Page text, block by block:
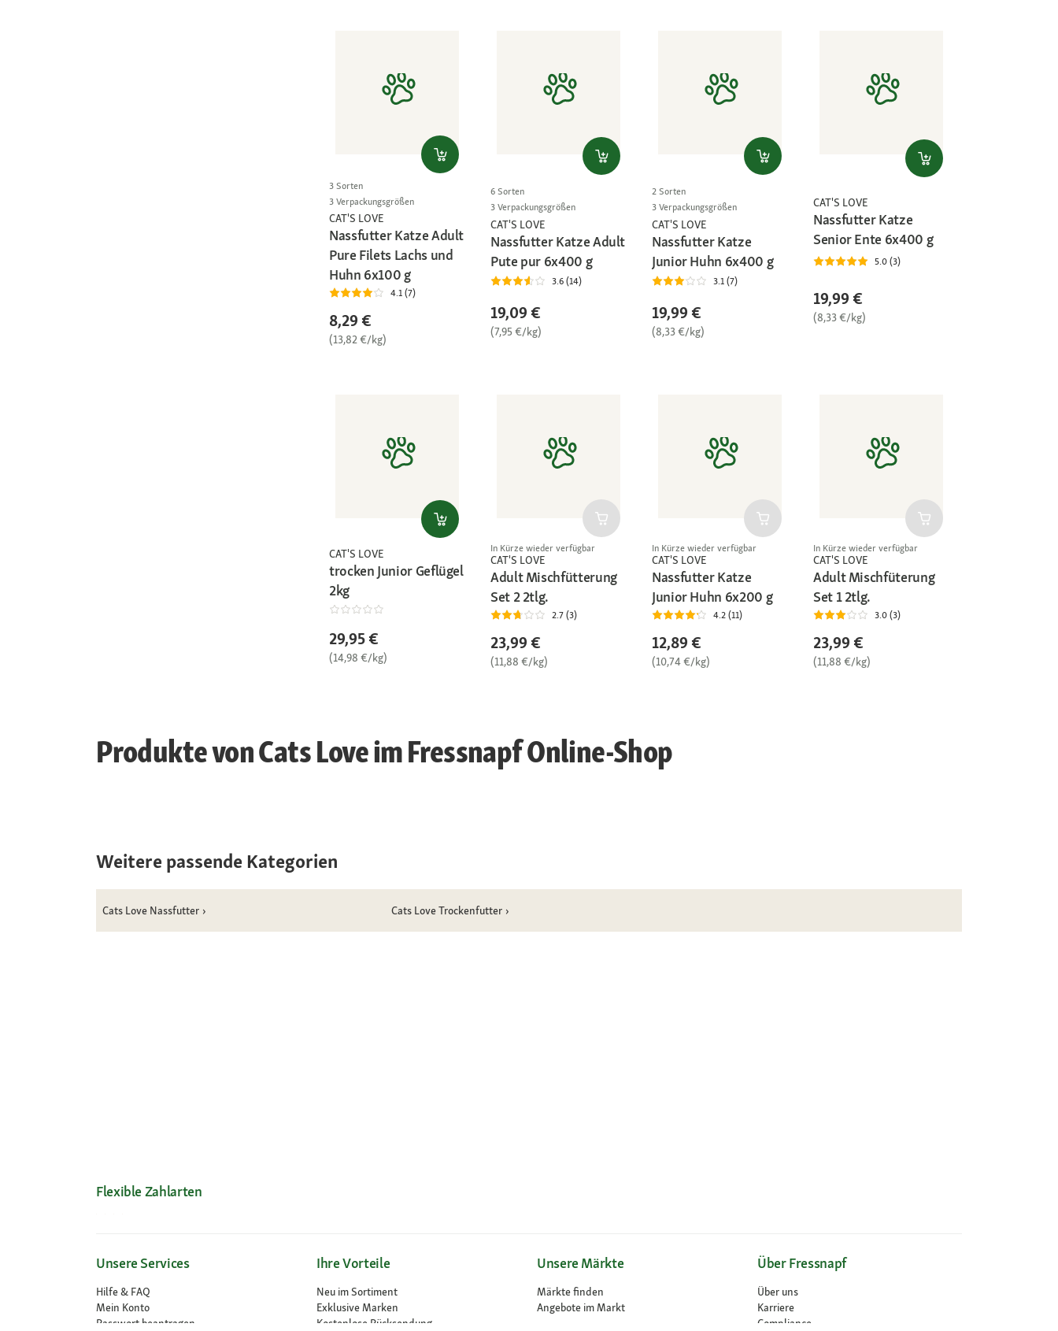
3 Sorten
3 Verpackungsgrößen
CAT'S LOVE
Nassfutter Katze Adult
Pure Filets Lachs und
Huhn 6x100 g
4.1 (7)
8,29 €
(13,82 €/kg)
6 Sorten
3 Verpackungsgrößen
CAT'S LOVE
Nassfutter Katze Adult
Pute pur 6x400 g
3.6 (14)
19,09 €
(7,95 €/kg)
2 Sorten
3 Verpackungsgrößen
CAT'S LOVE
Nassfutter Katze
Junior Huhn 6x400 g
3.1 (7)
19,99 €
(8,33 €/kg)
CAT'S LOVE
Nassfutter Katze
Senior Ente 6x400 g
5.0 (3)
19,99 €
(8,33 €/kg)
CAT'S LOVE
trocken Junior Geflügel
2kg
29,95 €
(14,98 €/kg)
In Kürze wieder verfügbar
CAT'S LOVE
Adult Mischfütterung
Set 2 2tlg.
2.7 (3)
23,99 €
(11,88 €/kg)
In Kürze wieder verfügbar
CAT'S LOVE
Nassfutter Katze
Junior Huhn 6x200 g
4.2 (11)
12,89 €
(10,74 €/kg)
In Kürze wieder verfügbar
CAT'S LOVE
Adult Mischfüterung
Set 1 2tlg.
3.0 (3)
23,99 €
(11,88 €/kg)
Produkte von Cats Love im Fressnapf Online-Shop
Weitere passende Kategorien
Cats Love Nassfutter Cats Love Trockenfutter
Flexible Zahlarten
Unsere Services
Hilfe & FAQ
Mein Konto
Passwort beantragen
Ihre Vorteile
Neu im Sortiment
Exklusive Marken
Kostenlose Rücksendung
Unsere Märkte
Märkte finden
Angebote im Markt
Über Fressnapf
Über uns
Karriere
Compliance